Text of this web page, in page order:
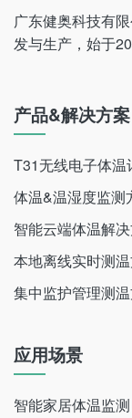
广东健奥科技有
发与生产，始于
产品&解决方案
T31无线电子体温
体温&温湿度监测
智能云端体温解
本地离线实时测
集中监护管理测
应用场景
智能家居体温监测